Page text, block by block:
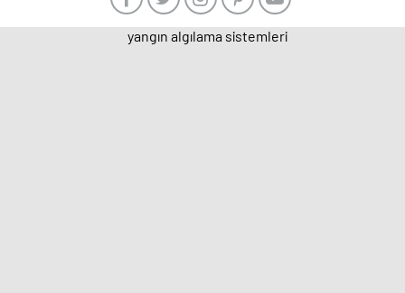
yangın algılama sistemleri